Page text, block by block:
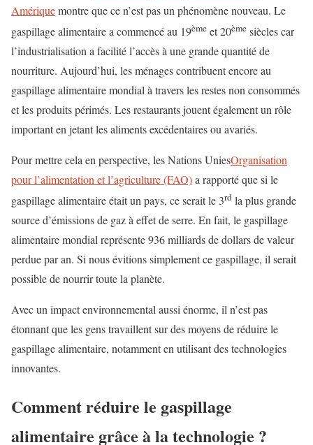
Amériquemontre que ce n’est pas un phénomène nouveau. Le
gaspillage alimentaire a commencé au 19ème et 20ème siècles car
l’industrialisation a facilité l’accès à une grande quantité de
nourriture. Aujourd’hui, les ménages contribuent encore au
gaspillage alimentaire mondial à travers les restes non consommés
et les produits périmés. Les restaurants jouent également un rôle
important en jetant les aliments excédentaires ou avariés.
Pour mettre cela en perspective, les Nations UniesOrganisation
pour l’alimentation et l’agriculture (FAO)a rapporté que si le
gaspillage alimentaire était un pays, ce serait le 3rd la plus grande
source d’émissions de gaz à effet de serre. En fait, le gaspillage
alimentaire mondial représente 936 milliards de dollars de valeur
perdue par an. Si nous évitions simplement ce gaspillage, il serait
possible de nourrir toute la planète.
Avec un impact environnemental aussi énorme, il n’est pas
étonnant que les gens travaillent sur des moyens de réduire le
gaspillage alimentaire, notamment en utilisant des technologies
innovantes.
Comment réduire le gaspillage
alimentaire grâce à la technologie ?